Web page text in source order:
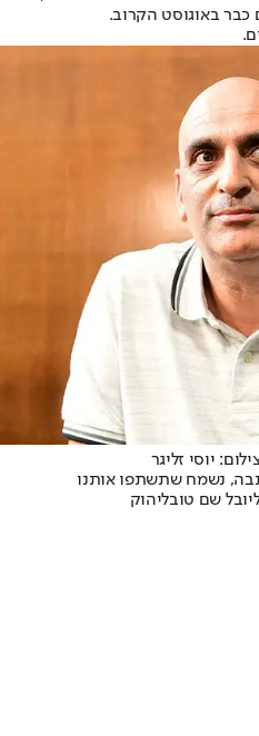
כבר באוגוסט הקרוב.
יוסי זליגר
נשמח שתשתפו אותנו
יובל שם טובליהוק